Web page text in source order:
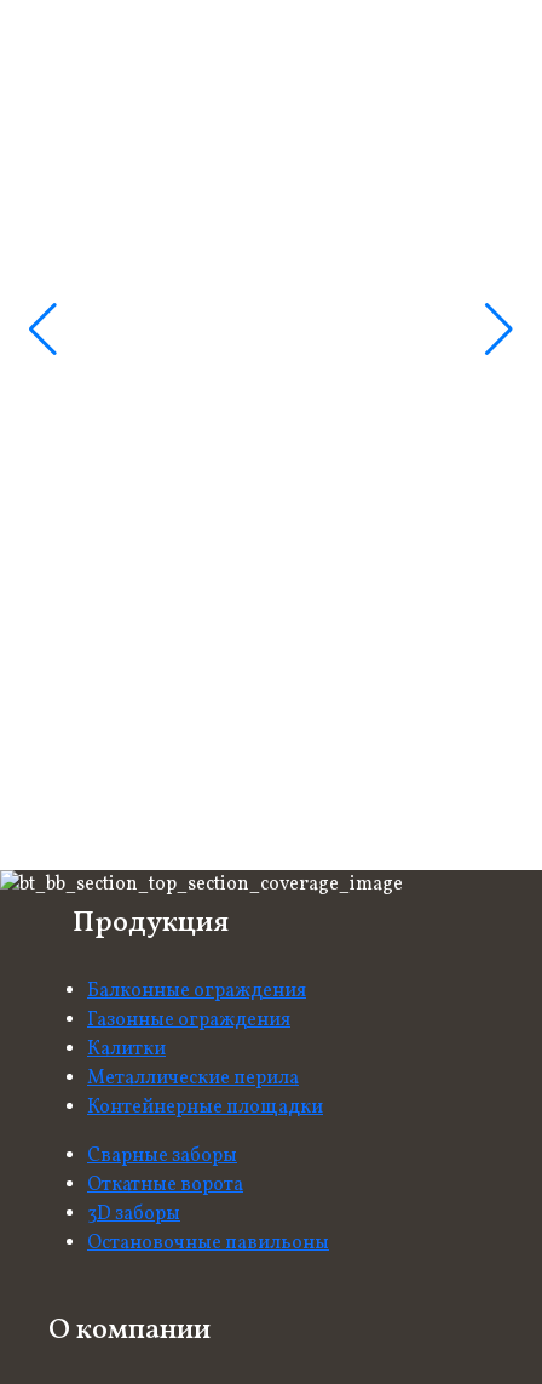
Продукция
Балконные ограждения
Газонные ограждения
Калитки
Металлические перила
Контейнерные площадки
Сварные заборы
Откатные ворота
3D заборы
Остановочные павильоны
О компании